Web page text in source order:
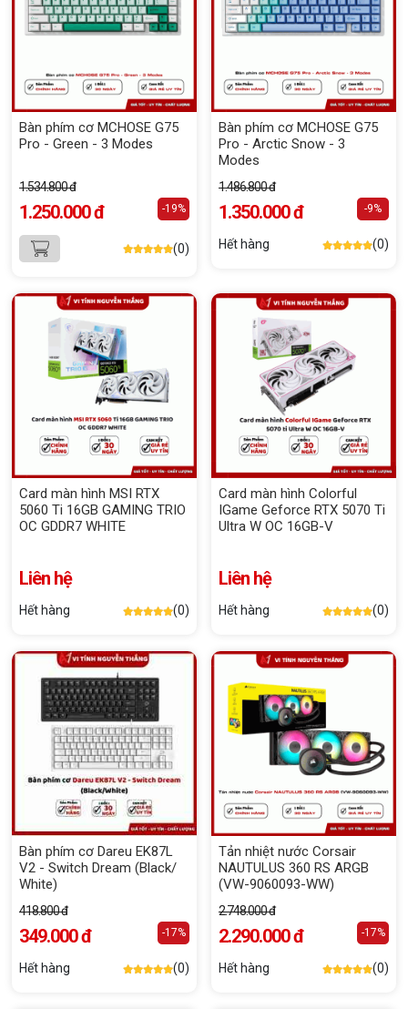
Bàn phím cơ MCHOSE G75
Pro - Green - 3 Modes
1.534.800 đ
1.250.000 đ -19%
(0)
Bàn phím cơ MCHOSE G75
Pro - Arctic Snow - 3
Modes
1.486.800 đ
1.350.000 đ -9%
Hết hàng (0)
Card màn hình MSI RTX
5060 Ti 16GB GAMING TRIO
OC GDDR7 WHITE
Liên hệ
Hết hàng (0)
Card màn hình Colorful
IGame Geforce RTX 5070 Ti
Ultra W OC 16GB-V
Liên hệ
Hết hàng (0)
Bàn phím cơ Dareu EK87L
V2 - Switch Dream (Black/
White)
418.800 đ
349.000 đ -17%
Hết hàng (0)
Tản nhiệt nước Corsair
NAUTULUS 360 RS ARGB
(VW-9060093-WW)
2.748.000 đ
2.290.000 đ -17%
Hết hàng (0)